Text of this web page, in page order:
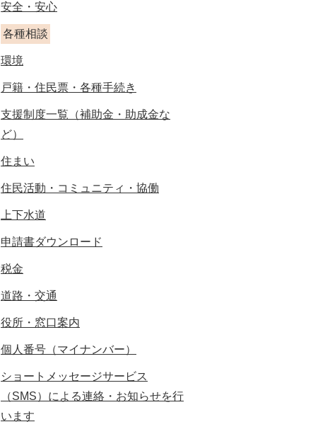
安全・安心
各種相談
環境
戸籍・住民票・各種手続き
支援制度一覧（補助金・助成金な
ど）
住まい
住民活動・コミュニティ・協働
上下水道
申請書ダウンロード
税金
道路・交通
役所・窓口案内
個人番号（マイナンバー）
ショートメッセージサービス
（SMS）による連絡・お知らせを行
います